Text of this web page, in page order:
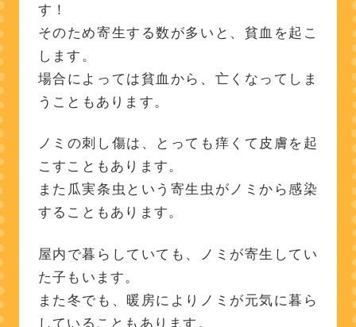
す！
そのため寄生する数が多いと、貧血を起こ
します。
場合によっては貧血から、亡くなってしま
うこともあります。
ノミの刺し傷は、とっても痒くて皮膚を起
こすこともあります。
また瓜実条虫という寄生虫がノミから感染
することもあります。
屋内で暮らしていても、ノミが寄生してい
た子もいます。
また冬でも、暖房によりノミが元気に暮ら
していることもあります。